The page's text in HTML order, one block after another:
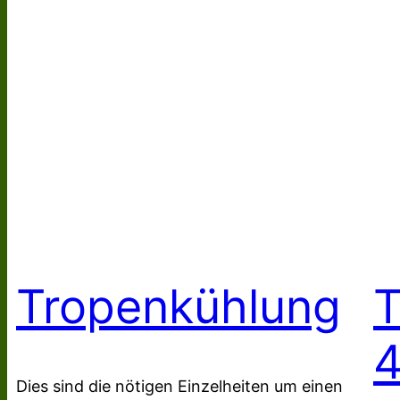
Tropenkühlung
Dies sind die nötigen Einzelheiten um einen